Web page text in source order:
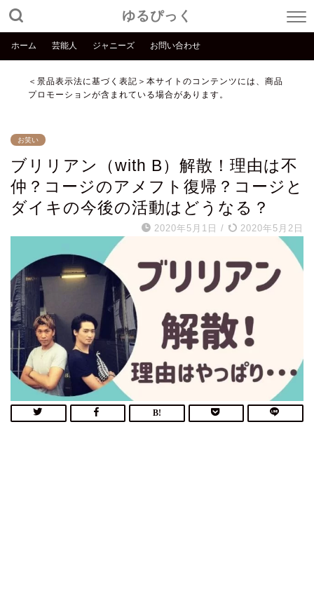
ゆるぴっく
ホーム 芸能人 ジャニーズ お問い合わせ
＜景品表示法に基づく表記＞本サイトのコンテンツには、商品
プロモーションが含まれている場合があります。
お笑い
ブリリアン（with B）解散！理由は不
仲？コージのアメフト復帰？コージと
ダイキの今後の活動はどうなる？
2020年5月1日 / 2020年5月2日